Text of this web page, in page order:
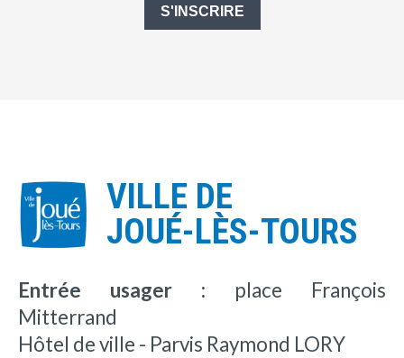
S'INSCRIRE
VILLE DE
JOUÉ-LÈS-TOURS
Entrée usager : place François
Mitterrand
Hôtel de ville - Parvis Raymond LORY